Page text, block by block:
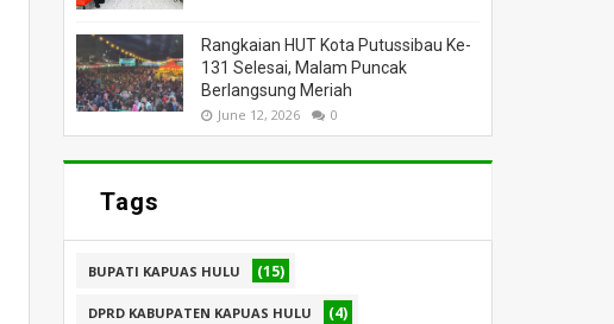
Rangkaian HUT Kota Putussibau Ke-
131 Selesai, Malam Puncak
Berlangsung Meriah
June 12, 2026 0
Tags
BUPATI KAPUAS HULU (15)
DPRD KABUPATEN KAPUAS HULU (4)